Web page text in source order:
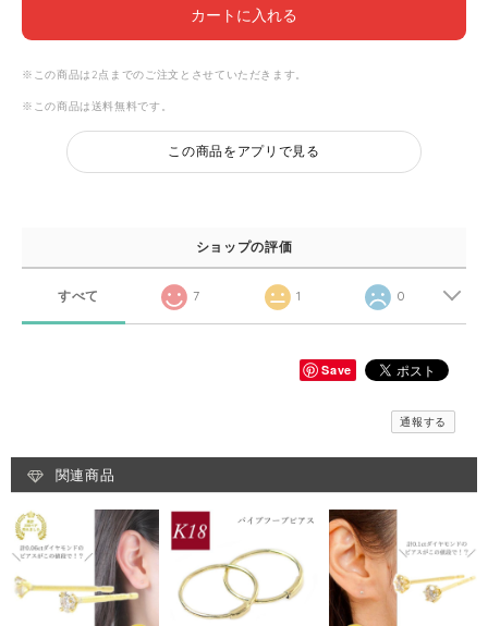
カートに入れる
※この商品は2点までのご注文とさせていただきます。
※この商品は 送料無料です。
この商品をアプリで見る
ショップの評価
すべて 7 1 0
Save
通報する
関連商品